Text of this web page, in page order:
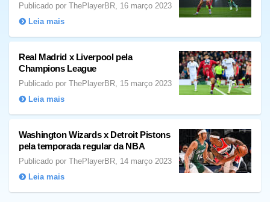
Publicado por ThePlayerBR, 16 março 2023
Leia mais
Real Madrid x Liverpool pela
Champions League
Publicado por ThePlayerBR, 15 março 2023
Leia mais
Washington Wizards x Detroit Pistons
pela temporada regular da NBA
Publicado por ThePlayerBR, 14 março 2023
Leia mais